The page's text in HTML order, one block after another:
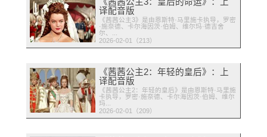
译配音版
《茜茜公主3》是由恩斯特·马里施卡执导，罗密
·施奈德、卡尔海因茨·伯姆、维尔玛·德吉舍
尔、...
2026-02-01（213）
《茜茜公主2：年轻的皇后》：上
译配音版
《茜茜公主2：年轻的皇后》是由恩斯特·马里施
卡执导，罗密·施奈德、卡尔海因茨·伯姆、维尔
玛...
2026-02-01（209）